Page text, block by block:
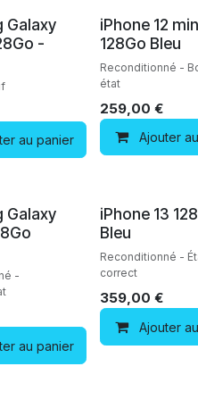
Galaxy
-
au panier Ajouter à la
Reconditionné
iPhone 12
128Go Bleu
Reconditionné -
état
259,00 €
Ajouter
Galaxy
-
au panier Ajouter à la
Reconditionné
iPhone 13
Bleu
Reconditionné -
correct
359,00 €
Ajouter